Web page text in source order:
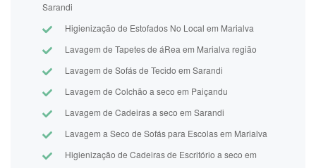
Sarandi
Higienização de Estofados No Local em Marialva
Lavagem de Tapetes de áRea em Marialva região
Lavagem de Sofás de Tecido em Sarandi
Lavagem de Colchão a seco em Paiçandu
Lavagem de Cadeiras a seco em Sarandi
Lavagem a Seco de Sofás para Escolas em Marialva
Higienização de Cadeiras de Escritório a seco em